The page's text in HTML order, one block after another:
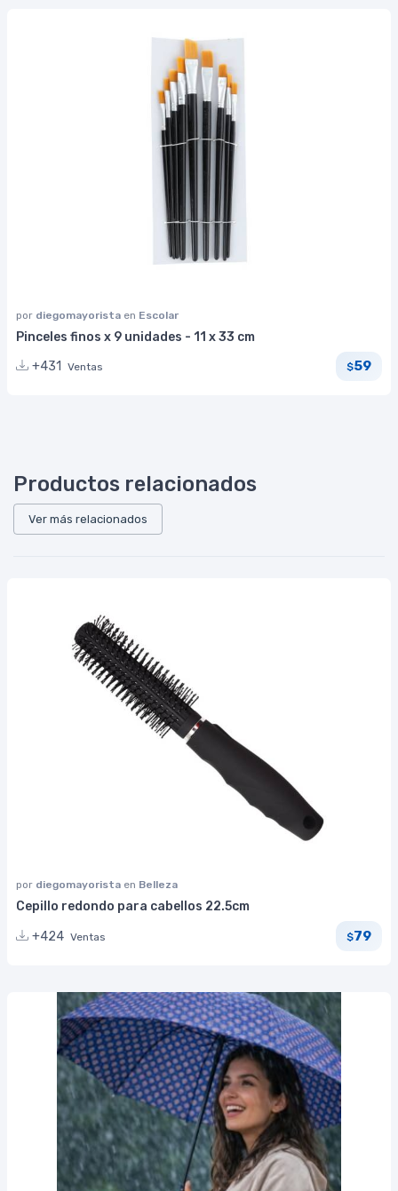
por diegomayorista en Escolar
Pinceles finos x 9 unidades - 11 x 33 cm
+431
Ventas $59
Productos relacionados
Ver más relacionados
por diegomayorista en Belleza
Cepillo redondo para cabellos 22.5cm
+424 Ventas $79